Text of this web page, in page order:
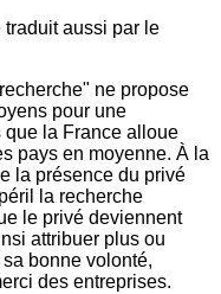
traduit aussi par le
ne propose
pour une
que la France alloue
pays en moyenne. À la
la présence du privé
la recherche
le privé deviennent
attribuer plus ou
bonne volonté,
des entreprises.